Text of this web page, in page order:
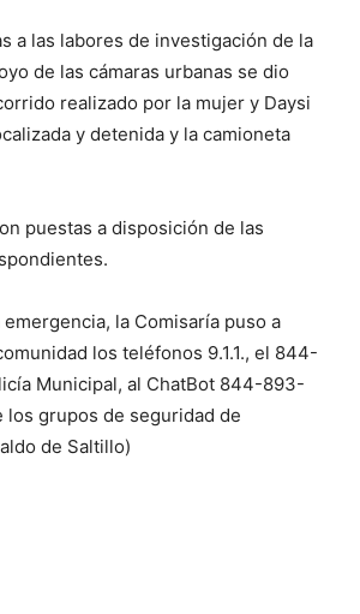
a las labores de investigación de la
de las cámaras urbanas se dio
realizado por la mujer y Daysi
y detenida y la camioneta
puestas a disposición de las
emergencia, la Comisaría puso a
los teléfonos 9.1.1., el 844-
Municipal, al ChatBot 844-893-
los grupos de seguridad de
de Saltillo)